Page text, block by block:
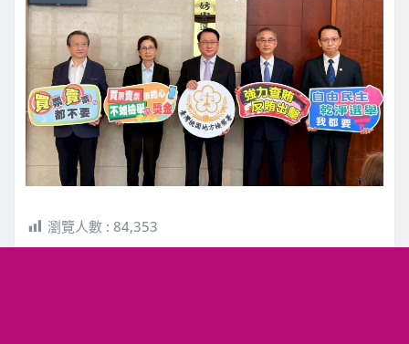
瀏覽人數 : 84,353